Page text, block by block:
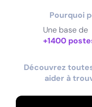
Pourquoi
Une base de
+1400
Découvrez
aider à